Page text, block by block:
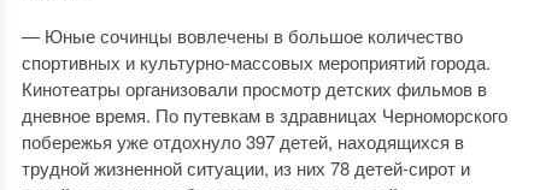
— Юные сочинцы вовлечены в большое количество
спортивных и культурно-массовых мероприятий города.
Кинотеатры организовали просмотр детских фильмов в
дневное время. По путевкам в здравницах Черноморского
побережья уже отдохнуло 397 детей, находящихся в
трудной жизненной ситуации, из них 78 детей-сирот и